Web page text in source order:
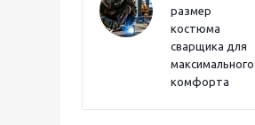
размер
костюма
сварщика для
максимального
комфорта